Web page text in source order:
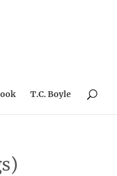
T.C. Boyle